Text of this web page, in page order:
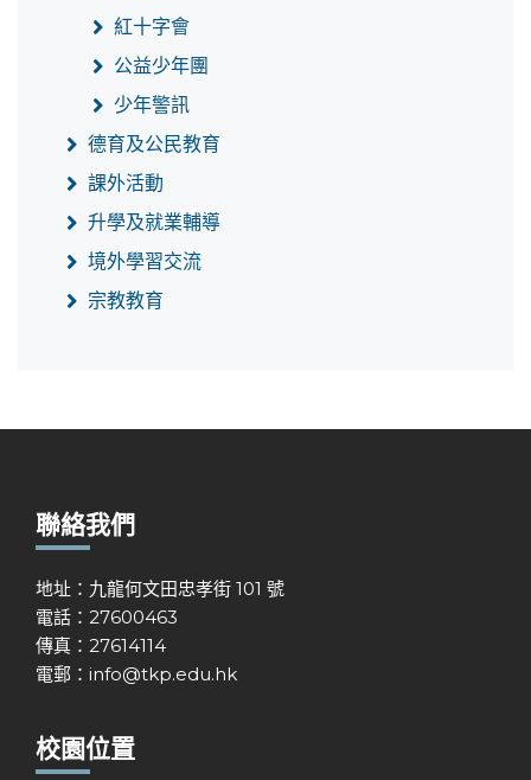
紅十字會
公益少年團
少年警訊
德育及公民教育
課外活動
升學及就業輔導
境外學習交流
宗教教育
聯絡我們
地址：九龍何文田忠孝街 101 號
電話：27600463
傳真：27614114
電郵： info@tkp.edu.hk
校園位置